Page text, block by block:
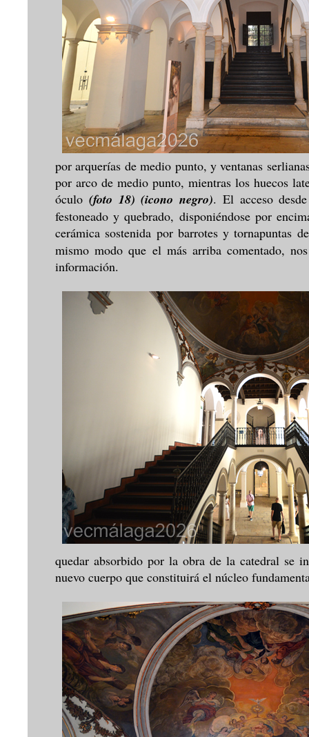
por arquerías de medio punto, y ventanas
por arco de medio punto, mientras los huecos
óculo (foto 18) (icono negro). El acceso
festoneado y quebrado, disponiéndose por
cerámica sostenida por barrotes y tornapuntas
mismo modo que el más arriba comentado,
información.
quedar absorbido por la obra de la catedral se
nuevo cuerpo que constituirá el núcleo